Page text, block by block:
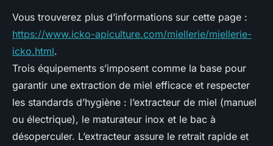
Vous trouverez plus d’informations sur cette page :
https://www.icko-apiculture.com/miellerie/miellerie-
icko.html.
Trois équipements s’imposent comme la base pour
garantir une extraction de miel efficace et respecter
les standards d’hygiène : l’extracteur de miel (manuel
ou électrique), le maturateur inox et le bac à
désoperculer. L’extracteur assure le retrait rapide et